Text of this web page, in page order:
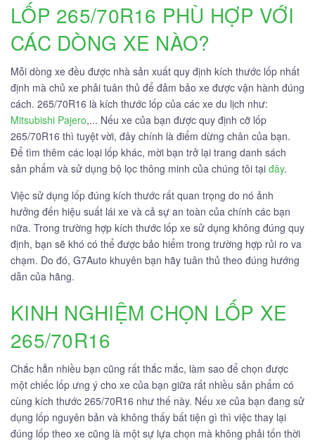
LỐP 265/70R16 PHÙ HỢP VỚI
CÁC DÒNG XE NÀO?
Mỗi dòng xe đều được nhà sản xuất quy định kích thước lốp nhất
định mà chủ xe phải tuân thủ để đảm bảo xe được vận hành đúng
cách. 265/70R16 là kích thước lốp của các xe du lịch như:
Mitsubishi Pajero,... Nếu xe của bạn được quy định cỡ lốp
265/70R16 thì tuyệt vời, đây chính là điểm dừng chân của bạn.
Để tìm thêm các loại lốp khác, mời bạn trở lại trang danh sách
sản phẩm và sử dụng bộ lọc thông minh của chúng tôi tại đây.
Việc sử dụng lốp đúng kích thước rất quan trọng do nó ảnh
hưởng đến hiệu suất lái xe và cả sự an toàn của chính các bạn
nữa. Trong trường hợp kích thước lốp xe sử dụng không đúng quy
định, bạn sẽ khó có thể được bảo hiểm trong trường hợp rủi ro va
chạm. Do đó, G7Auto khuyên bạn hãy tuân thủ theo đúng hướng
dẫn của hãng.
KINH NGHIỆM CHỌN LỐP XE
265/70R16
Chắc hẳn nhiều bạn cũng rất thắc mắc, làm sao để chọn được
một chiếc lốp ưng ý cho xe của bạn giữa rất nhiều sản phẩm có
cùng kích thước 265/70R16 như thế này. Nếu xe của bạn đang sử
dụng lốp nguyên bản và không thấy bất tiện gì thì việc thay lại
đúng lốp theo xe cũng là một sự lựa chọn mà không phải tốn thời